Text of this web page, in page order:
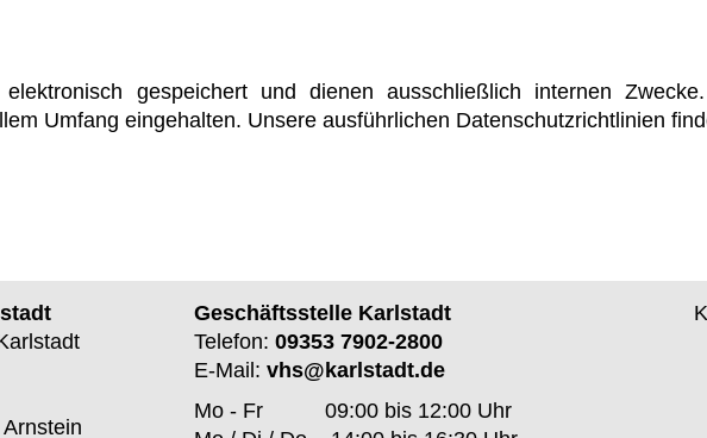
gespeichert und dienen ausschließlich internen
Umfang eingehalten. Unsere ausführlichen Datenschutzrichtlinien
Geschäftsstelle Karlstadt
Telefon: 09353 7902-2800
E-Mail: vhs@karlstadt.de
Mo - Fr
09:00 bis 12:00 Uhr